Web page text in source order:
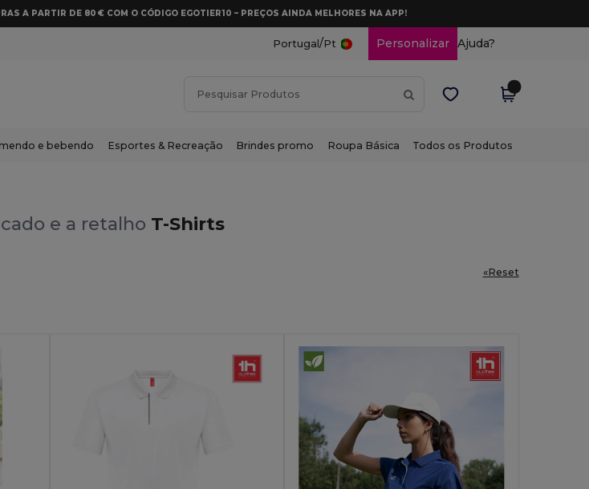
A PARTIR DE 80 € COM O CÓDIGO EGOTIER10 – PREÇOS AINDA MELHORES NA APP!
Portugal /Pt Personalizar Ajuda?
e bebendo Esportes & Recreação Brindes promo Roupa Básica Todos os Produtos
e a retalho T-Shirts
«Reset